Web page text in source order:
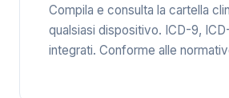
Compila e consulta la cartella
qualsiasi dispositivo. ICD-9,
integrati. Conforme alle